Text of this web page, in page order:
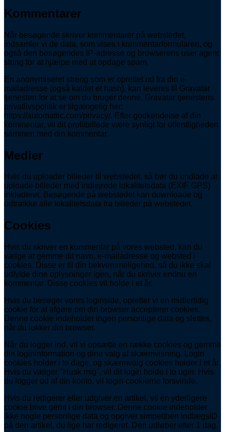
Kommentarer
Når besøgende skriver kommentarer på webstedet,
indsamler vi de data, som vises i kommentarformularen, og
også den besøgendes IP-adresse og browserens user agent
string for at hjælpe med at opdage spam.
En anonymiseret streng som er oprettet ud fra din e-
mailadresse (også kaldet et hash), kan leveres til Gravatar
tjenesten for at se om du bruger denne. Gravatar tjenestens
privatlivspolitik er tilgængelig her:
https://automattic.com/privacy/. Efter godkendelse af din
kommentar, vil dit profilbillede være synligt for offentligheden
sammen med din kommentar.
Medier
Hvis du uploader billeder til webstedet, så bør du undlade at
uploade billeder med indlejrede lokalitetsdata (EXIF GPS)
inkluderet. Besøgende på webstedet kan downloade og
udtrække alle lokalitetsdata fra billeder på webstedet.
Cookies
Hvis du skriver en kommentar på vores websted, kan du
vælge at gemme dit navn, e-mailadresse og websted i
cookies. Disse er til din bekvemmeligehed, så du ikke skal
udfylde dine oplysninger igen, når du skriver endnu en
kommentar. Disse cookies vil holde i et år.
Hvis du besøger vores loginside, opretter vi en midlertidig
cookie for at afgøre om din browser accepterer cookies.
Denne cookie indeholder ingen personlige data og slettes,
når du lukker din browser.
Når du logger ind, vil vi opsætte en række cookies og gemme
din logininformation og dine valg af skærmvisning. Login
cookies holder i to dage, og skærmvalg cookies holder i et år.
Hvis du vælger "Husk mig", vil dit login holde i to uger. Hvis
du logger ud af din konto, vil login cookierne forsvinde.
Hvis du redigerer eller udgiver en artikel, vil en yderligere
cookie blive gemt i din browser. Denne cookie indeholder
ikke nogle personlige data og opgiver simpelthen indlægsID
på den artikel, du lige har redigeret. Den udløber efter 1 dag.